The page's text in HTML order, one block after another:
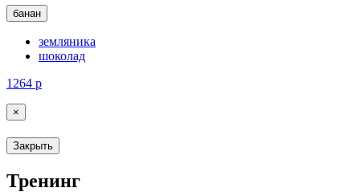
банан
земляника
шоколад
1264 р
×
Закрыть
Тренинг